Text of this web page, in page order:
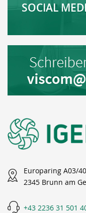
SOCIAL
Europaring A03/
2345 Brunn am
+43 2236 31 501